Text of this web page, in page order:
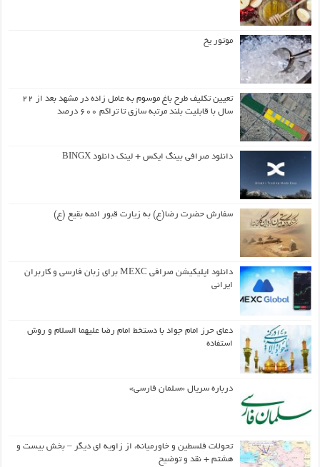
موتور یخ
تعیین تکلیف طرح باغ موسوم به عامل زاده در مشهد بعد از ۲۲
سال با قابلیت بلند مرتبه سازی تا تراکم ۶۰۰ درصد
دانلود صرافی بینگ ایکس + لینک دانلود BINGX
سفارش حضرت رضا(ع) به زیارت قبور ائمه بقیع (ع)
دانلود اپلیکیشن صرافی MEXC برای زبان فارسی و کاربران
ایرانی
دعای حرز امام جواد با دستخط امام رضا علیهما السلام و روش
استفاده
درباره سریال «سلمان فارسی»
تحولات فلسطین و خاورمیانه، از زاویه ای دیگر – بخش بیست و
هشتم + نقد و توضیح